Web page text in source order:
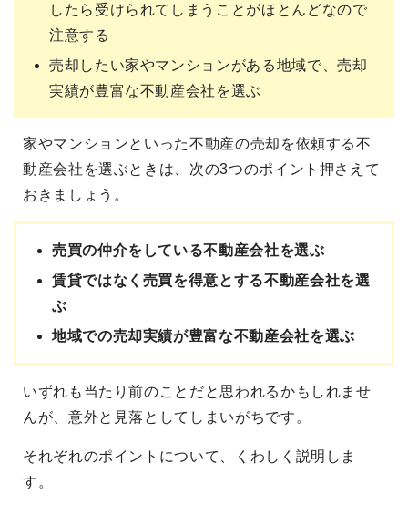
したら受けられてしまうことがほとんどなので
注意する
売却したい家やマンションがある地域で、売却
実績が豊富な不動産会社を選ぶ
家やマンションといった不動産の売却を依頼する不
動産会社を選ぶときは、次の3つのポイント押さえて
おきましょう。
売買の仲介をしている不動産会社を選ぶ
賃貸ではなく売買を得意とする不動産会社を選
ぶ
地域での売却実績が豊富な不動産会社を選ぶ
いずれも当たり前のことだと思われるかもしれませ
んが、意外と見落としてしまいがちです。
それぞれのポイントについて、くわしく説明しま
す。